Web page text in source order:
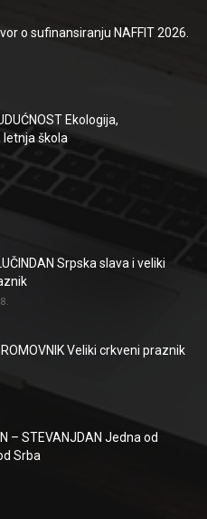
o sufinansiranju NAFFIT 2026.
Ekologija,
škola
Srpska slava i veliki
Veliki crkveni praznik
– STEVANJDAN Jedna od
Srba